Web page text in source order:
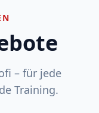
– für jede
Training.